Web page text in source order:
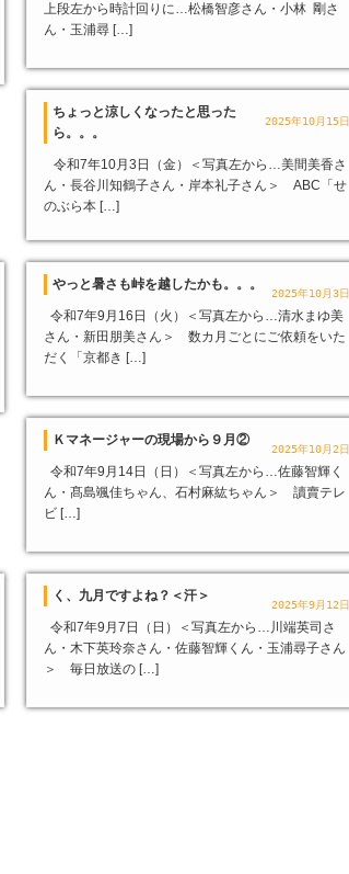
上段左から時計回りに…松橋智彦さん・小林 剛さ
ん・玉浦尋 […]
2025年10月15日
ちょっと涼しくなったと思った
ら。。。
令和7年10月3日（金）＜写真左から…美間美香さ
ん・長谷川知鶴子さん・岸本礼子さん＞ ABC「せ
のぶら本 […]
2025年10月3日
やっと暑さも峠を越したかも。。。
令和7年9月16日（火）＜写真左から…清水まゆ美
さん・新田朋美さん＞ 数カ月ごとにご依頼をいた
だく「京都き […]
2025年10月2日
Ｋマネージャーの現場から９月②
令和7年9月14日（日）＜写真左から…佐藤智輝く
ん・髙島颯佳ちゃん、石村麻紘ちゃん＞ 讀賣テレ
ビ […]
2025年9月12日
く、九月ですよね？＜汗＞
令和7年9月7日（日）＜写真左から…川端英司さ
ん・木下英玲奈さん・佐藤智輝くん・玉浦尋子さん
＞ 毎日放送の […]